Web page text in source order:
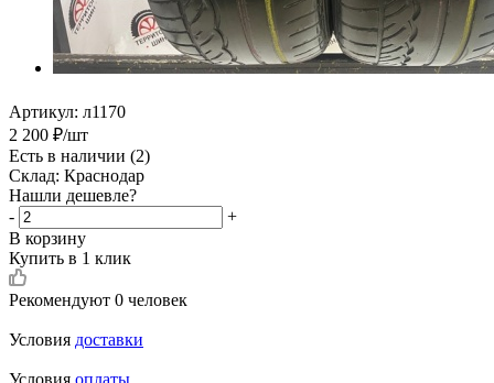
Артикул: л1170
2 200 ₽/шт
Есть в наличии (2)
Склад: Краснодар
Нашли дешевле?
-
+
В корзину
Купить в 1 клик
Рекомендуют 0 человек
Условия доставки